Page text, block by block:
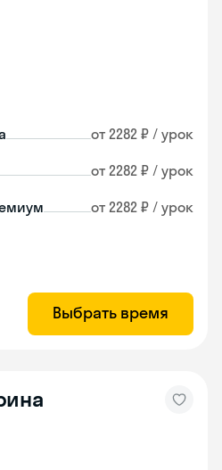
от 2282 ₽ / урок
от 2282 ₽ / урок
от 2282 ₽ / урок
Выбрать время